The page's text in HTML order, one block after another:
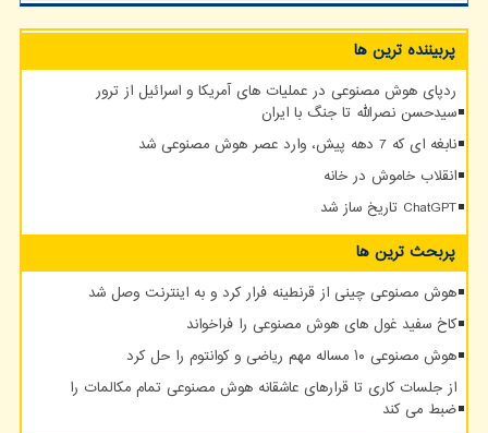
پربیننده ترین ها
ردپای هوش مصنوعی در عملیات های آمریکا و اسرائیل از ترور
سیدحسن نصرالله تا جنگ با ایران
نابغه ای که 7 دهه پیش، وارد عصر هوش مصنوعی شد
انقلاب خاموش در خانه
ChatGPT تاریخ ساز شد
پربحث ترین ها
هوش مصنوعی چینی از قرنطینه فرار کرد و به اینترنت وصل شد
کاخ سفید غول های هوش مصنوعی را فراخواند
هوش مصنوعی ۱۰ مساله مهم ریاضی و کوانتوم را حل کرد
از جلسات کاری تا قرارهای عاشقانه هوش مصنوعی تمام مکالمات را
ضبط می کند